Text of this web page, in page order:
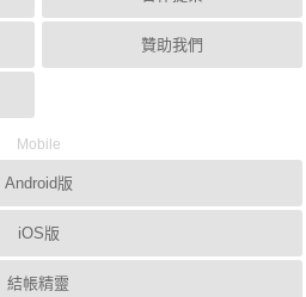
贊助我們
Mobile
Android版
iOS版
結帳精靈